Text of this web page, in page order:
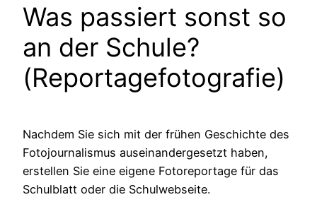
Was passiert sonst so
an der Schule?
(Reportagefotografie)
Nachdem Sie sich mit der frühen Geschichte des
Fotojournalismus auseinandergesetzt haben,
erstellen Sie eine eigene Fotoreportage für das
Schulblatt oder die Schulwebseite.